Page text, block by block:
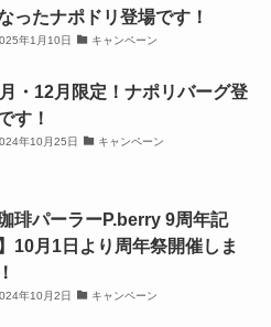
ったナポドリ登場です！
年1月10日 キャンペーン
・12月限定！ナポリバーグ登
す！
年10月25日 キャンペーン
珈琲パーラーP.berry 9周年記
10月1日より周年祭開催しま
年10月2日 キャンペーン